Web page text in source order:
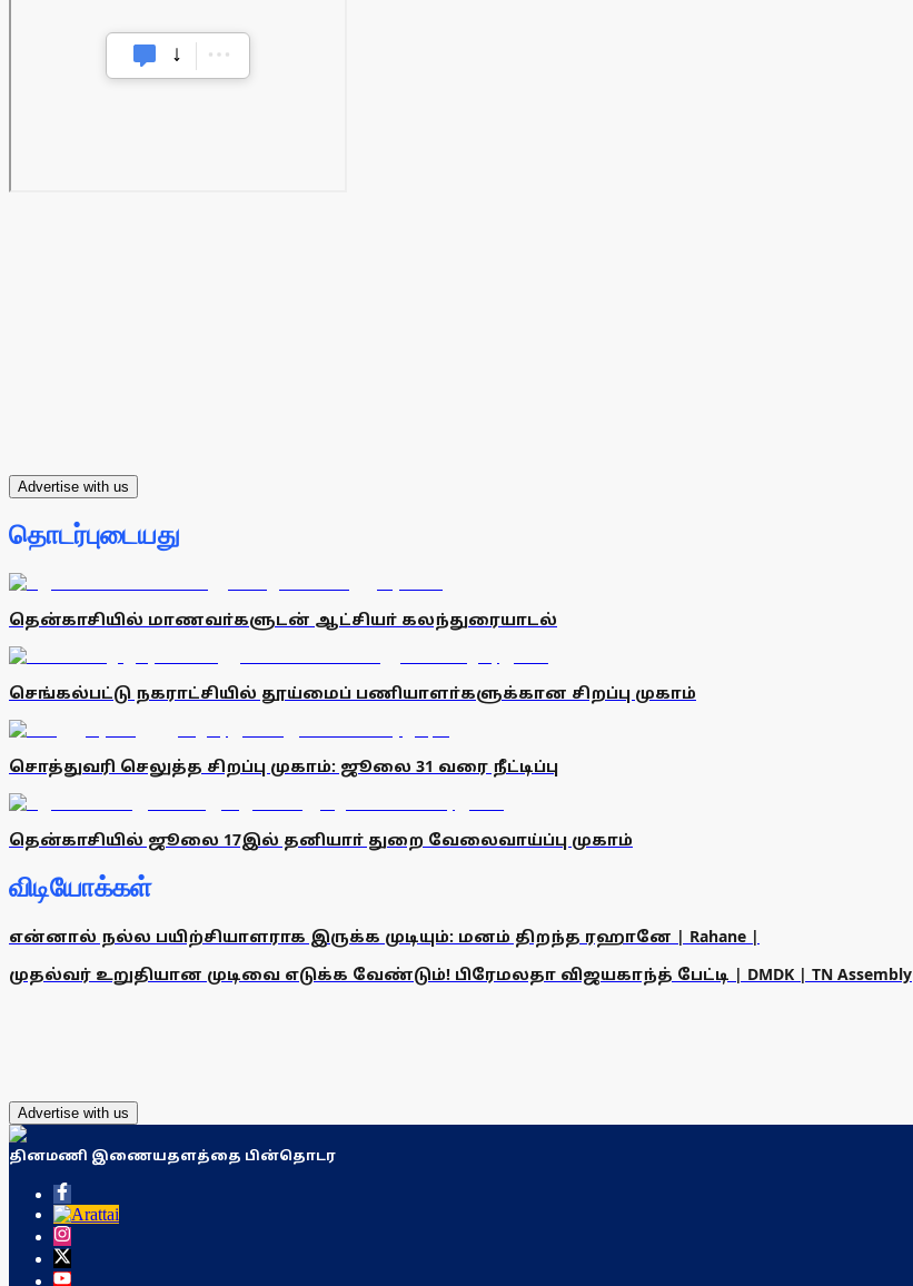
Advertise with us
தொடர்புடையது
தென்காசியில் மாணவா்களுடன் ஆட்சியா் கலந்துரையாடல்
செங்கல்பட்டு நகராட்சியில் தூய்மைப் பணியாளா்களுக்கான சிறப்பு முகாம்
சொத்துவரி செலுத்த சிறப்பு முகாம்: ஜூலை 31 வரை நீட்டிப்பு
தென்காசியில் ஜூலை 17இல் தனியாா் துறை வேலைவாய்ப்பு முகாம்
விடியோக்கள்
என்னால் நல்ல பயிற்சியாளராக இருக்க முடியும்: மனம் திறந்த ரஹானே | Rahane |
முதல்வர் உறுதியான முடிவை எடுக்க வேண்டும்! பிரேமலதா விஜயகாந்த் பேட்டி | DMDK | TN Assembly
Advertise with us
தினமணி இணையதளத்தை பின்தொடர